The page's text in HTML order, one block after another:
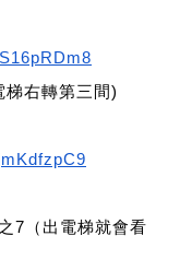
右轉第三間)
7（出電梯就會看